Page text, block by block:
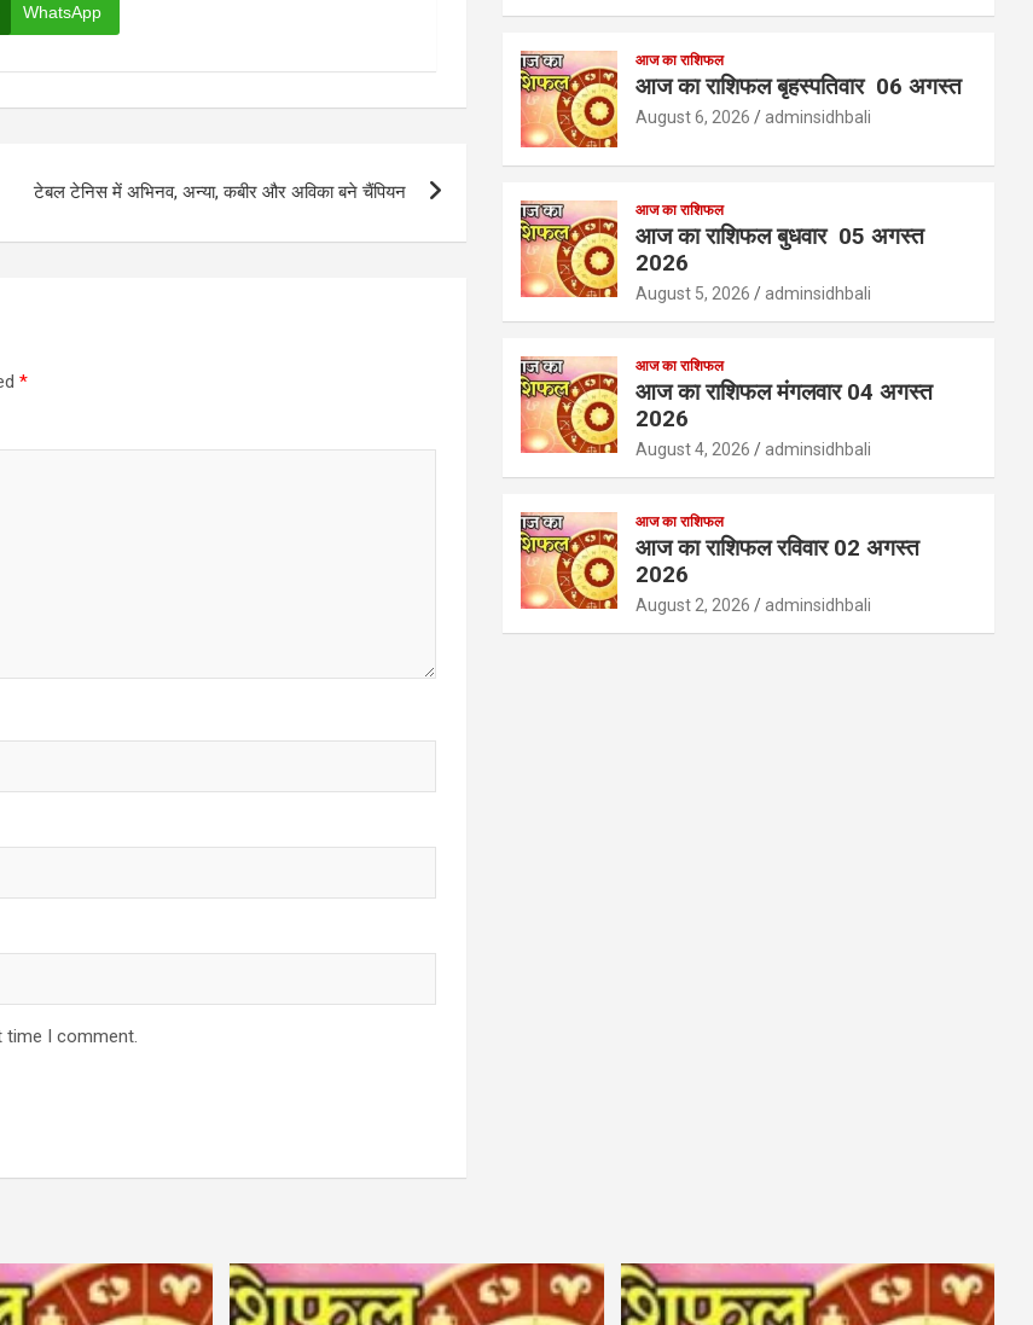
WhatsApp
टेबल टेनिस में अभिनव, अन्या, कबीर और अविका बने चैंपियन
*
time I comment.
आज का राशिफल
आज का राशिफल बृहस्पतिवार 06 अगस्त
August 6, 2026 adminsidhbali
आज का राशिफल
आज का राशिफल बुधवार 05 अगस्त
2026
August 5, 2026 adminsidhbali
आज का राशिफल
आज का राशिफल मंगलवार 04 अगस्त
2026
August 4, 2026 adminsidhbali
आज का राशिफल
आज का राशिफल रविवार 02 अगस्त
2026
August 2, 2026 adminsidhbali